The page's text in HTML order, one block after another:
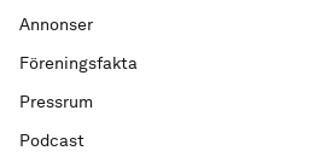
Annonser
Föreningsfakta
Pressrum
Podcast